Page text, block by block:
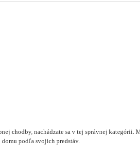
chodby, nachádzate sa v tej správnej kategórii.
podľa svojich predstáv.